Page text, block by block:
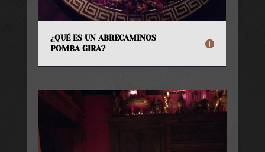
¿QUÉ ES UN ABRECAMINOS
POMBA GIRA?